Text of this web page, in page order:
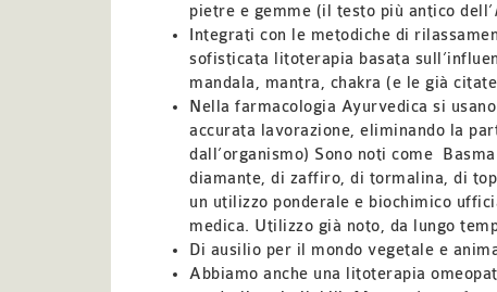
pietre e gemme (il testo più antico dell’
Integrati con le metodiche di
sofisticata litoterapia basata
mandala, mantra, chakra (e le già
Nella farmacologia Ayurvedica si
accurata lavorazione, eliminando la
dall’organismo) Sono noti come
diamante, di zaffiro, di tormalina, di
un utilizzo ponderale e biochimico
medica. Utilizzo già noto, da lungo
Di ausilio per il mondo vegetale e
Abbiamo anche una litoterapia